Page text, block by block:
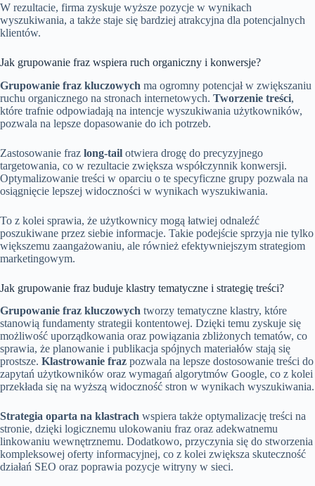
W rezultacie, firma zyskuje wyższe pozycje w wynikach
wyszukiwania, a także staje się bardziej atrakcyjna dla potencjalnych
klientów.
Jak grupowanie fraz wspiera ruch organiczny i konwersje?
Grupowanie fraz kluczowych ma ogromny potencjał w zwiększaniu
ruchu organicznego na stronach internetowych. Tworzenie treści,
które trafnie odpowiadają na intencje wyszukiwania użytkowników,
pozwala na lepsze dopasowanie do ich potrzeb.
Zastosowanie fraz long-tail otwiera drogę do precyzyjnego
targetowania, co w rezultacie zwiększa współczynnik konwersji.
Optymalizowanie treści w oparciu o te specyficzne grupy pozwala na
osiągnięcie lepszej widoczności w wynikach wyszukiwania.
To z kolei sprawia, że użytkownicy mogą łatwiej odnaleźć
poszukiwane przez siebie informacje. Takie podejście sprzyja nie tylko
większemu zaangażowaniu, ale również efektywniejszym strategiom
marketingowym.
Jak grupowanie fraz buduje klastry tematyczne i strategię treści?
Grupowanie fraz kluczowych tworzy tematyczne klastry, które
stanowią fundamenty strategii kontentowej. Dzięki temu zyskuje się
możliwość uporządkowania oraz powiązania zbliżonych tematów, co
sprawia, że planowanie i publikacja spójnych materiałów stają się
prostsze. Klastrowanie fraz pozwala na lepsze dostosowanie treści do
zapytań użytkowników oraz wymagań algorytmów Google, co z kolei
przekłada się na wyższą widoczność stron w wynikach wyszukiwania.
Strategia oparta na klastrach wspiera także optymalizację treści na
stronie, dzięki logicznemu ulokowaniu fraz oraz adekwatnemu
linkowaniu wewnętrznemu. Dodatkowo, przyczynia się do stworzenia
kompleksowej oferty informacyjnej, co z kolei zwiększa skuteczność
działań SEO oraz poprawia pozycje witryny w sieci.